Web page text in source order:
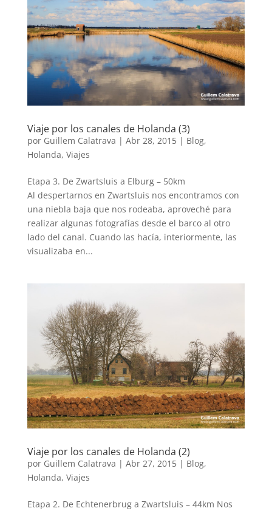
Viaje por los canales de Holanda (3)
por Guillem Calatrava | Abr 28, 2015| Blog,
Holanda, Viajes
Etapa 3. De Zwartsluis a Elburg – 50km
Al despertarnos en Zwartsluis nos encontramos con
una niebla baja que nos rodeaba, aproveché para
realizar algunas fotografías desde el barco al otro
lado del canal. Cuando las hacía, interiormente, las
visualizaba en...
Viaje por los canales de Holanda (2)
por Guillem Calatrava | Abr 27, 2015| Blog,
Holanda, Viajes
Etapa 2. De Echtenerbrug a Zwartsluis – 44km Nos